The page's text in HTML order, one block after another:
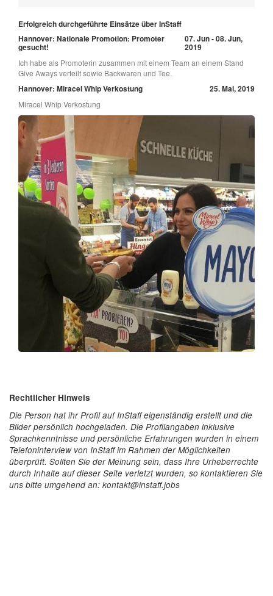
Erfolgreich durchgeführte Einsätze über InStaff
Hannover: Nationale Promotion: Promoter
gesucht!
07. Jun - 08. Jun,
2019
Ich habe als Promoterin zusammen mit einem Team an einem Stand
Give Aways verteilt sowie Backwaren und Tee.
Hannover: Miracel Whip Verkostung 25. Mai, 2019
Miracel Whip Verkostung
Rechtlicher Hinweis
Die Person hat ihr Profil auf InStaff eigenständig erstellt und die
Bilder persönlich hochgeladen. Die Profilangaben inklusive
Sprachkenntnisse und persönliche Erfahrungen wurden in einem
Telefoninterview von InStaff im Rahmen der Möglichkeiten
überprüft. Sollten Sie der Meinung sein, dass Ihre Urheberrechte
durch Inhalte auf dieser Seite verletzt wurden, so kontaktieren Sie
uns bitte umgehend an: kontakt@instaff.jobs